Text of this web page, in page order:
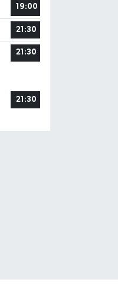
19:00
21:30
21:30
21:30